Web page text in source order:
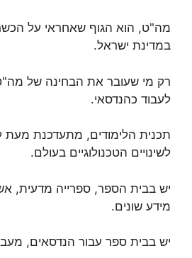
מה"ט, הוא הגוף שאחראי על
במדינת ישראל.
רק מי שעובר את הבחינה של
לעבוד כהנדסאי.
תכנית הלימודים, מתעדכנת
לשינויים הטכנולוגיים בעולם.
יש בבית הספר, ספרייה מדעית,
מידע שונים.
יש בבית ספר עבור הנדסאים,